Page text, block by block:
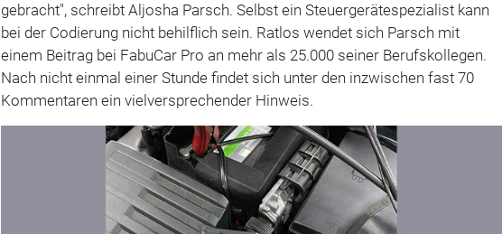
gebracht", schreibt Aljosha Parsch. Selbst ein Steuergerätespezialist kann
bei der Codierung nicht behilflich sein. Ratlos wendet sich Parsch mit
einem Beitrag bei FabuCar Pro an mehr als 25.000 seiner Berufskollegen.
Nach nicht einmal einer Stunde findet sich unter den inzwischen fast 70
Kommentaren ein vielversprechender Hinweis.